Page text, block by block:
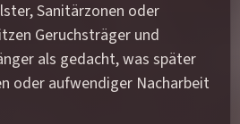
Sanitärzonen oder
Geruchsträger und
als gedacht, was später
oder aufwendiger Nacharbeit